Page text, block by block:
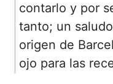
contarlo y por
tanto; un
origen de
ojo para las